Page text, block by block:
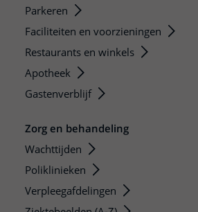
Parkeren
Faciliteiten en voorzieningen
Restaurants en winkels
Apotheek
Gastenverblijf
Zorg en behandeling
Wachttijden
Poliklinieken
Verpleegafdelingen